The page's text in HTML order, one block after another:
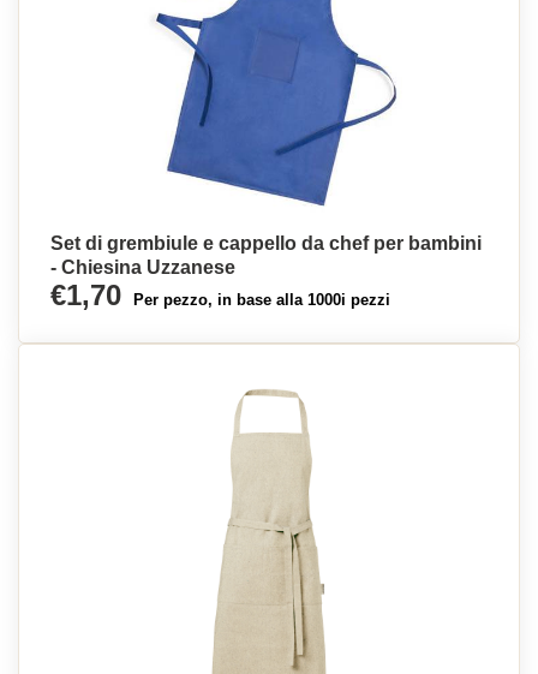
Set di grembiule e cappello da chef per bambini
- Chiesina Uzzanese
€1,70 Per pezzo, in base alla 1000i pezzi